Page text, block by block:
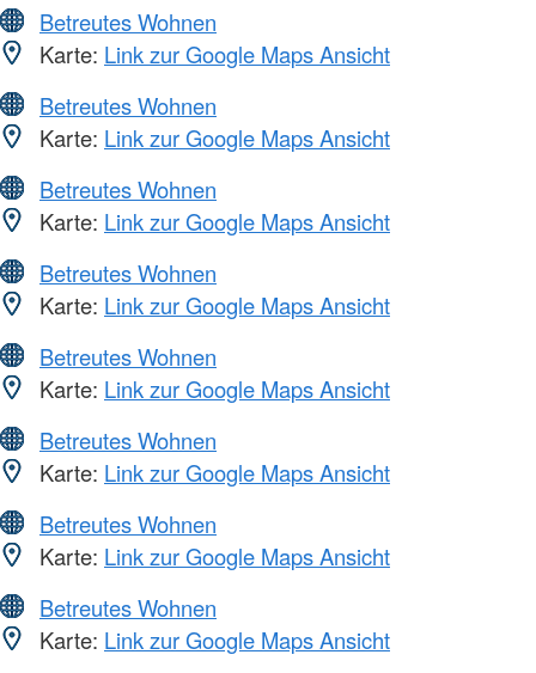
Betreutes Wohnen
Karte: Link zur Google Maps Ansicht
Betreutes Wohnen
Karte: Link zur Google Maps Ansicht
Betreutes Wohnen
Karte: Link zur Google Maps Ansicht
Betreutes Wohnen
Karte: Link zur Google Maps Ansicht
Betreutes Wohnen
Karte: Link zur Google Maps Ansicht
Betreutes Wohnen
Karte: Link zur Google Maps Ansicht
Betreutes Wohnen
Karte: Link zur Google Maps Ansicht
Betreutes Wohnen
Karte: Link zur Google Maps Ansicht